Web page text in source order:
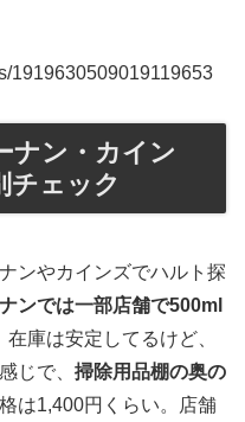
1919630509019119653
ナン・カイン
チェック
ンやカインズでハルト探
ンでは一部店舗で500ml
在庫は安定してるけど、
じで、 掃除用品棚の奥の
は1,400円くらい。店舗